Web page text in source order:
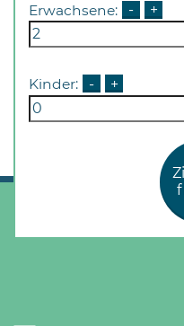
Erwachsene: - +
Kinder: - +